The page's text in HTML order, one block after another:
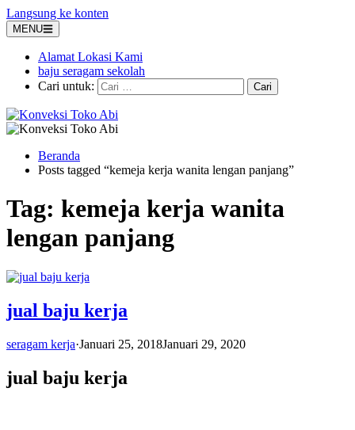
Langsung ke konten
MENU
Alamat Lokasi Kami
baju seragam sekolah
Cari untuk:
Beranda
Posts tagged “kemeja kerja wanita lengan panjang”
Tag: kemeja kerja wanita
lengan panjang
jual baju kerja
seragam kerja·Januari 25, 2018Januari 29, 2020
jual baju kerja